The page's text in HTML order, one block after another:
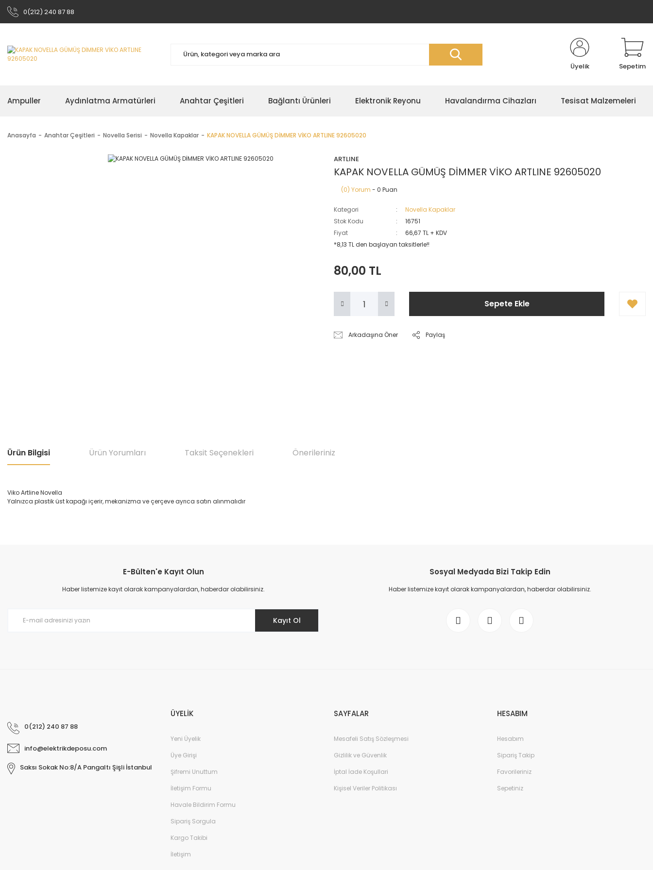
0(212) 240 87 88
Üyelik Sepetim
Ampuller Aydınlatma Armatürleri Anahtar Çeşitleri Bağlantı Ürünleri Elektronik Reyonu Havalandırma Cihazları Tesisat Malzemeleri
Anasayfa Anahtar Çeşitleri Novella Serisi Novella Kapaklar KAPAK NOVELLA GÜMÜŞ DİMMER VİKO ARTLINE 92605020
ARTLINE
KAPAK NOVELLA GÜMÜŞ DİMMER VİKO ARTLINE 92605020
(0) Yorum - 0 Puan
Kategori
Novella Kapaklar
Stok Kodu
16751
Fiyat
66,67 TL + KDV
*8,13 TL den başlayan taksitlerle!!
80,00 TL
Sepete Ekle
Arkadaşına Öner Paylaş
Ürün Bilgisi Ürün Yorumları Taksit Seçenekleri Önerileriniz
Viko Artline Novella
Yalnızca plastik üst kapağı içerir, mekanizma ve çerçeve ayrıca satın alınmalıdır
Ürün resmi kalitesiz, bozuk veya görüntülenemiyor.
Ürün açıklamasında eksik bilgiler bulunuyor.
E-Bülten'e Kayıt Olun
Haber listemize kayıt olarak kampanyalardan, haberdar olabilirsiniz.
Kayıt Ol
Sosyal Medyada Bizi Takip Edin
Haber listemize kayıt olarak kampanyalardan, haberdar olabilirsiniz.
0(212) 240 87 88
info@elektrikdeposu.com
Saksı Sokak No:8/A Pangaltı Şişli İstanbul
ÜYELİK
Yeni Üyelik
Üye Girişi
Şifremi Unuttum
İletişim Formu
Havale Bildirim Formu
Sipariş Sorgula
Kargo Takibi
İletişim
SAYFALAR
Mesafeli Satış Sözleşmesi
Gizlilik ve Güvenlik
İptal İade Koşullari
Kişisel Veriler Politikası
HESABIM
Hesabım
Sipariş Takip
Favorileriniz
Sepetiniz